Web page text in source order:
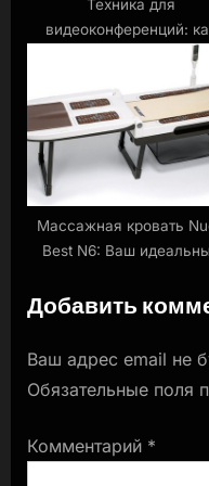
Техника для
видеоконференций:
выбрать оптимальные
камеры и микрофоны
Массажная кровать
Best N6: Ваш
комфорта
Добавить
Ваш адрес email не
Обязательные поля
Комментарий *